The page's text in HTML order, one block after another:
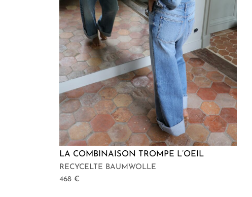
LA COMBINAISON TROMPE L’OEIL
RECYCELTE BAUMWOLLE
468 €